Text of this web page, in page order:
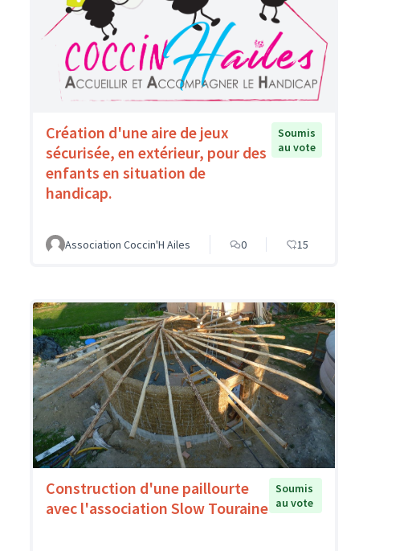
Création d'une aire de jeux
sécurisée, en extérieur, pour des
enfants en situation de
handicap.
Soumis
au vote
Association Coccin'H Ailes 0 15
Construction d'une paillourte
avec l'association Slow Touraine
Soumis
au vote